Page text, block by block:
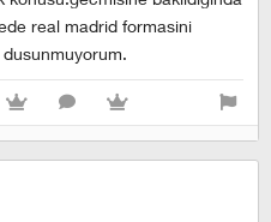
real madrid formasini